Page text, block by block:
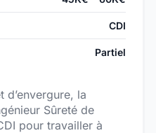
CDI
Partiel
d’envergure, la
Sûreté de
pour travailler à